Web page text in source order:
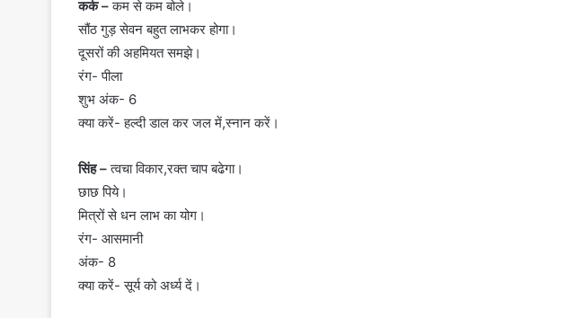
कर्क –कम से कम बोले।
सौंठ गुड़ सेवन बहुत लाभकर होगा।
दूसरों की अहमियत समझे।
रंग- पीला
शुभ अंक- 6
क्या करें- हल्दी डाल कर जल में,स्नान करें।
सिंह –त्वचा विकार,रक्त चाप बढेगा।
छाछ पिये।
मित्रों से धन लाभ का योग।
रंग- आसमानी
अंक- 8
क्या करें- सूर्य को अर्ध्य दें।